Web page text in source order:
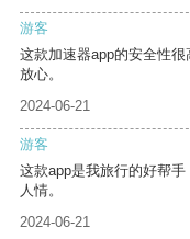
游客
这款加速器app的安全性
放心。
2024-06-21
游客
这款app是我旅行的好帮
人情。
2024-06-21